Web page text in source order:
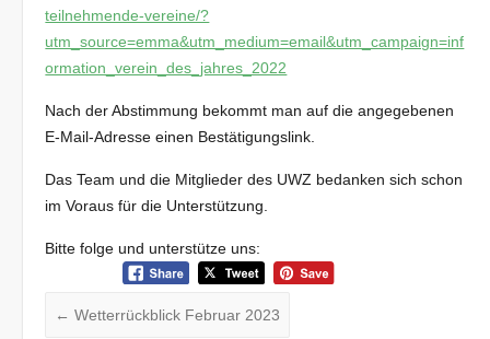
teilnehmende-vereine/?
utm_source=emma&utm_medium=email&utm_campaign=inf
ormation_verein_des_jahres_2022
Nach der Abstimmung bekommt man auf die angegebenen
E-Mail-Adresse einen Bestätigungslink.
Das Team und die Mitglieder des UWZ bedanken sich schon
im Voraus für die Unterstützung.
Bitte folge und unterstütze uns:
← Wetterrückblick Februar 2023